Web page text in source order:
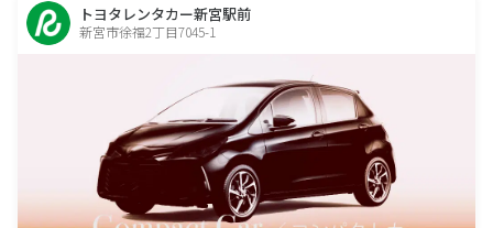
トヨタレンタカー新宮駅前
新宮市徐福2丁目7045-1